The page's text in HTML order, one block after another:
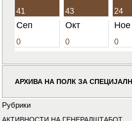
41 43 24
Сеп
0
Окт
0
Ное
0
АРХИВА НА ПОЛК ЗА
Рубрики